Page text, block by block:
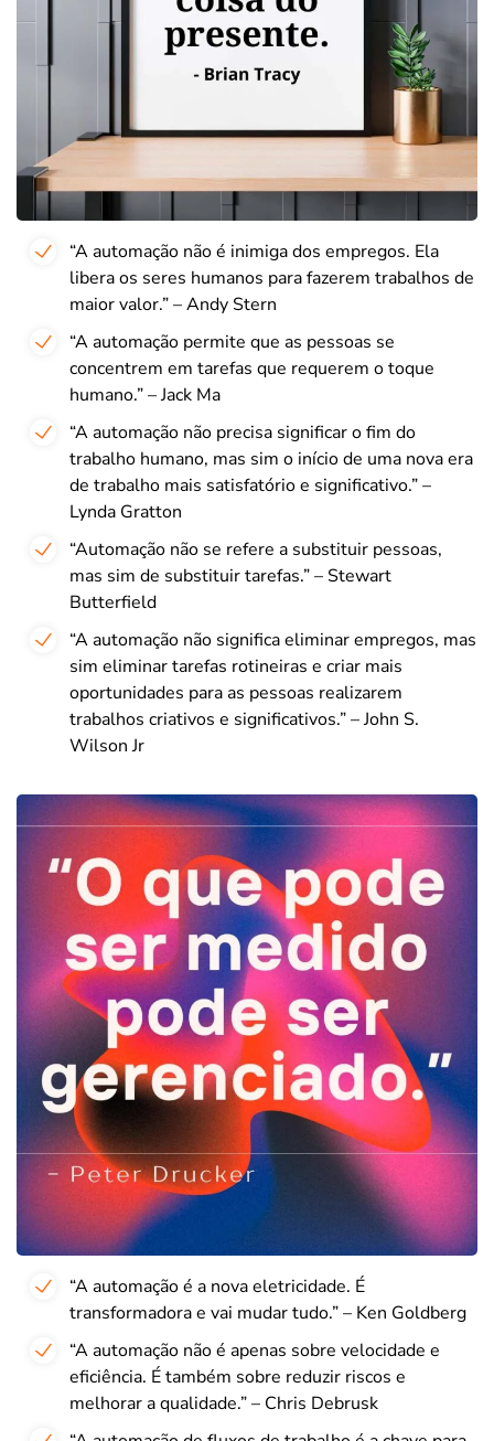
“A automação não é inimiga dos empregos. Ela
libera os seres humanos para fazerem trabalhos de
maior valor.” – Andy Stern
“A automação permite que as pessoas se
concentrem em tarefas que requerem o toque
humano.” – Jack Ma
“A automação não precisa significar o fim do
trabalho humano, mas sim o início de uma nova era
de trabalho mais satisfatório e significativo.” –
Lynda Gratton
“Automação não se refere a substituir pessoas,
mas sim de substituir tarefas.” – Stewart
Butterfield
“A automação não significa eliminar empregos, mas
sim eliminar tarefas rotineiras e criar mais
oportunidades para as pessoas realizarem
trabalhos criativos e significativos.” – John S.
Wilson Jr
“A automação é a nova eletricidade. É
transformadora e vai mudar tudo.” – Ken Goldberg
“A automação não é apenas sobre velocidade e
eficiência. É também sobre reduzir riscos e
melhorar a qualidade.” – Chris Debrusk